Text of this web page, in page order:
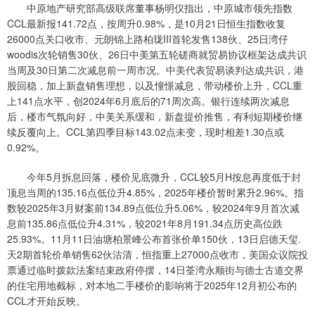
中原地产研究部高级联席董事杨明仪指出，中原城市领先指数
CCL最新报141.72点，按周升0.98%，是10月21日恒生指数收复
26000点关口收市、元朗锦上路柏珑III首轮发售138伙、25日湾仔
woodis次轮销售30伙、26日中美第五轮磋商就贸易协议框架达成共识
当周及30日第二次减息前一周市况。中美代表贸易谈判达成共识，港
股回稳，加上新盘销售理想，以及憧憬减息，带动楼价上升，CCL重
上141点水平，创2024年6月底后的71周次高。银行连续两次减息
后，楼市气氛向好，中美关系缓和，新盘提价推售，有利短期楼价继
续反覆向上。CCL第四季目标143.02点未变，现时相差1.30点或
0.92%。
今年5月拆息回落，楼价见底微升，CCL较5月H按息再度低于封
顶息当周的135.16点低位升4.85%，2025年楼价暂时累升2.96%。指
数较2025年3月财案前134.89点低位升5.06%，较2024年9月首次减
息前135.86点低位升4.31%，较2021年8月191.34点历史高位跌
25.93%。11月11日油塘柏景峰公布首张价单150伙，13日启德天玺.
天2期首轮价单销售62伙沽清，恒指重上27000点收市，美国众议院投
票通过临时拨款法案结束政府停摆，14日荃湾永顺街与德士古道交界
的住宅用地截标，对本地二手楼价的影响将于2025年12月初公布的
CCL才开始反映。